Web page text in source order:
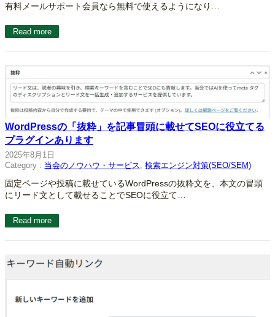
有料メールサポート会員なら無料で使えるようになり…
Read more
WordPressの「抜粋」を記事冒頭に載せてSEOに役立てる
プラグインあります
2025年8月1日
Category : 当会のノウハウ・サービス, 検索エンジン対策(SEO/SEM)
固定ページや投稿に載せているWordPressの抜粋文を、本文の冒頭
にリード文として載せることでSEOに役立て…
Read more